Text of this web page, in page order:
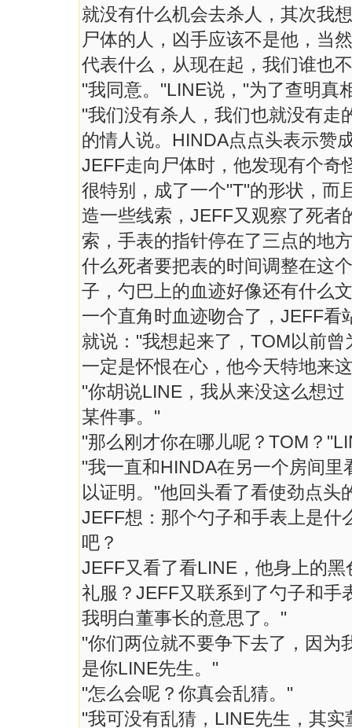
就没有什么机会去杀人，其次我
尸体的人，凶手应该不是他，当
代表什么，从现在起，我们谁也
"我同意。"LINE说，"为了查明真
"我们没有杀人，我们也就没有走
的情人说。HINDA点点头表示赞
JEFF走向尸体时，他发现有个奇
很特别，成了一个"T"的形状，而
造一些线索，JEFF又观察了死者
索，手表的指针停在了三点的地
什么死者要把表的时间调整在这
子，勺巴上的血迹好像还有什么
一个直角时血迹吻合了，JEFF看
就说："我想起来了，TOM以前
一定是怀恨在心，他今天特地来
"你胡说LINE，我从来没这么想
某件事。"
"那么刚才你在哪儿呢？TOM？
"我一直和HINDA在另一个房间
以证明。"他回头看了看使劲点头
JEFF想：那个勺子和手表上是什
吧？
JEFF又看了看LINE，他身上的
礼服？JEFF又联系到了勺子和手
我明白董事长的意思了。"
"你们两位就不要争下去了，因为
是你LINE先生。"
"怎么会呢？你真会乱猜。"
"我可没有乱猜，LINE先生，其